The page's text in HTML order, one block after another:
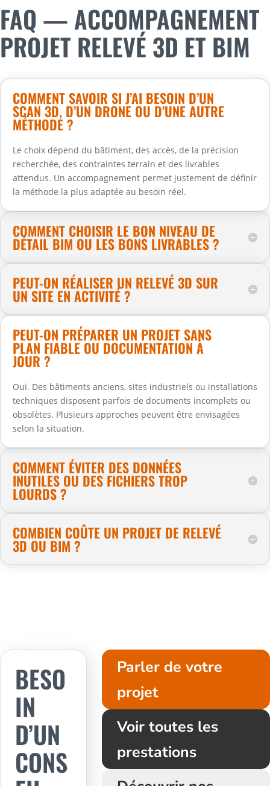
FAQ — ACCOMPAGNEMENT
PROJET RELEVÉ 3D ET BIM
COMMENT SAVOIR SI J’AI BESOIN D’UN
SCAN 3D, D’UN DRONE OU D’UNE AUTRE
MÉTHODE ?
Le choix dépend du bâtiment, des accès, de la précision
recherchée, des contraintes terrain et des livrables
attendus. Un accompagnement permet justement de définir
la méthode la plus adaptée au besoin réel.
COMMENT CHOISIR LE BON NIVEAU DE
DÉTAIL BIM OU LES BONS LIVRABLES ?
PEUT-ON RÉALISER UN RELEVÉ 3D SUR
UN SITE EN ACTIVITÉ ?
PEUT-ON PRÉPARER UN PROJET SANS
PLAN FIABLE OU DOCUMENTATION À
JOUR ?
Oui. Des bâtiments anciens, sites industriels ou installations
techniques disposent parfois de documents incomplets ou
obsolètes. Plusieurs approches peuvent être envisagées
selon la situation.
COMMENT ÉVITER DES DONNÉES
INUTILES OU DES FICHIERS TROP
LOURDS ?
COMBIEN COÛTE UN PROJET DE RELEVÉ
3D OU BIM ?
BESO
IN
D’UN
CONS
Parler de votre
projet
Voir toutes les
prestations